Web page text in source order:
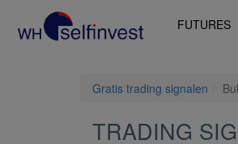
FUTURES
Gratis trading signalen
TRADING